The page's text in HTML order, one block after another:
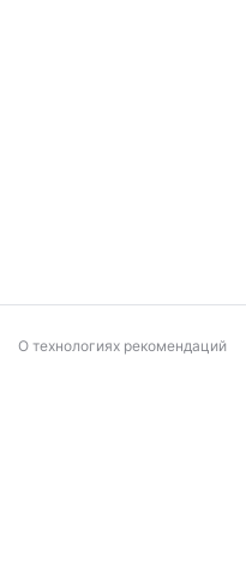
О технологиях рекомендаций